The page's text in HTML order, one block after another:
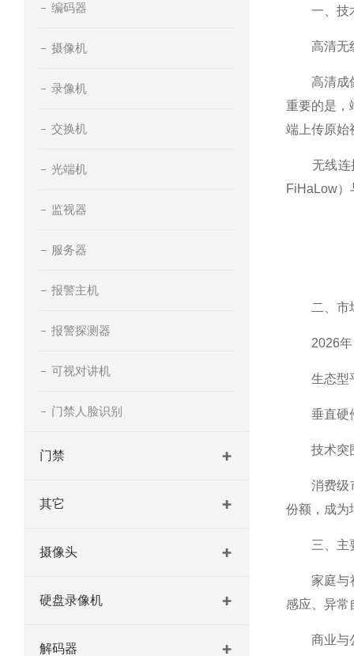
编码器
摄像机
录像机
交换机
光端机
监视器
服务器
报警主机
报警探测器
可视对讲机
门禁人脸识别
门禁
其它
摄像头
硬盘录像机
解码器
一、技
高清无线
高清成像
重要的是，
端上传原始
无线连接
FiHaLow）
二、市场
2026年，
生态型平
垂直硬件
技术突围
消费级市
份额，成为
三、主
家庭与社
感应、异常
商业与公